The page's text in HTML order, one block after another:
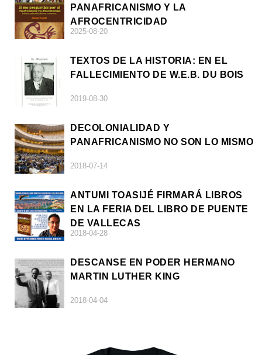
PANAFRICANISMO Y LA
AFROCENTRICIDAD
2025-08-20
TEXTOS DE LA HISTORIA: EN EL
FALLECIMIENTO DE W.E.B. DU BOIS
2019-08-30
DECOLONIALIDAD Y
PANAFRICANISMO NO SON LO MISMO
2018-07-14
ANTUMI TOASIJÉ FIRMARÁ LIBROS
EN LA FERIA DEL LIBRO DE PUENTE
DE VALLECAS
2018-04-28
DESCANSE EN PODER HERMANO
MARTIN LUTHER KING
2018-04-04